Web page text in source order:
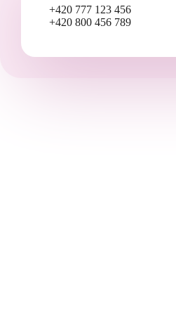
+420 777 123 456
+420 800 456 789